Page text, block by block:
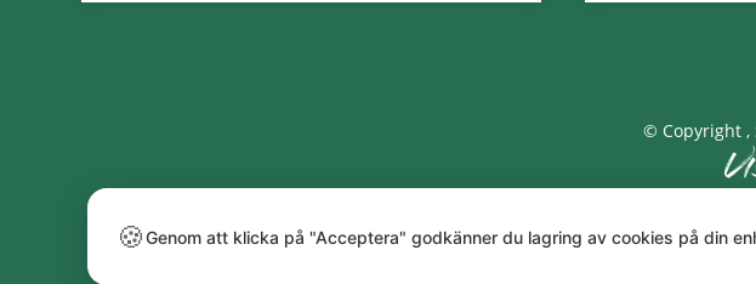
© Copyright ,
🍪Genom att klicka på "Acceptera" godkänner du lagring av cookies på din